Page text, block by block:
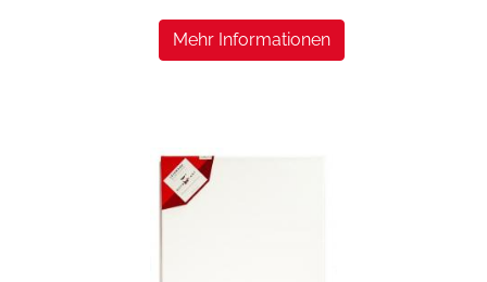
Mehr Informationen